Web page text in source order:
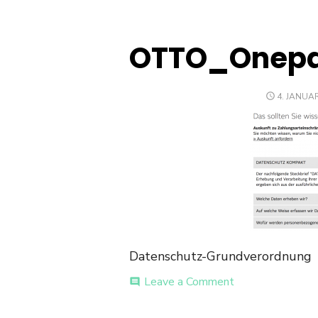
POSTED
4.
Datenschutz-Grundverordnung
comment Leave a Commenton